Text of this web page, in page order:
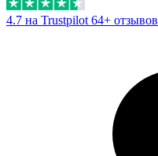
4.7 на Trustpilot 64+ отзывов